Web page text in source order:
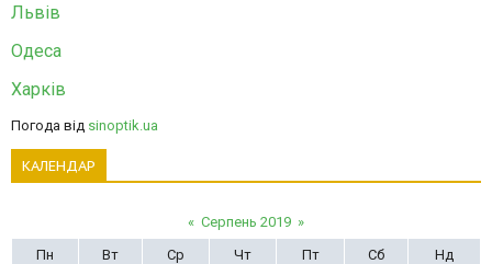
Львів
Одеса
Харків
Погода від sinoptik.ua
КАЛЕНДАР
« Серпень 2019 »
Пн
Вт Ср Чт Пт Сб Нд